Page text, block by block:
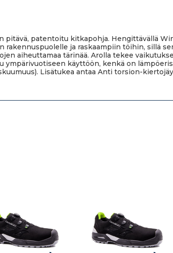
pitävä, patentoitu kitkapohja. Hengittävällä
ja raskaampiin töihin, sillä
aiheuttamaa tärinää. Arolla tekee
käyttöön, kenkä on
Lisätukea antaa Anti torsion-